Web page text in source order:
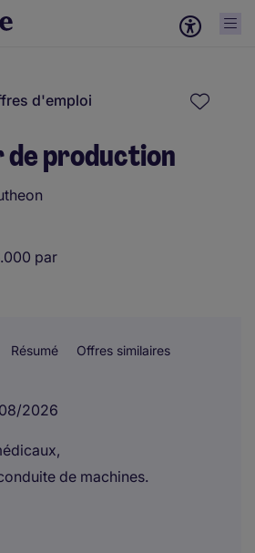
d'emploi
production
par
Résumé Offres similaires
2026
de machines.